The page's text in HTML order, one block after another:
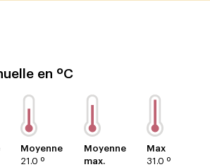
en ºC
Moyenne
21.0 º
Moyenne
max.
Max
31.0 º